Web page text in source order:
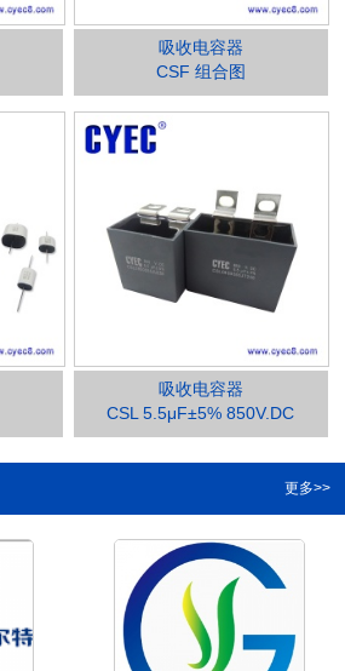
吸收电容器
CSF 组合图
吸收电容器
CSL 5.5μF±5% 850V.DC
更多>>